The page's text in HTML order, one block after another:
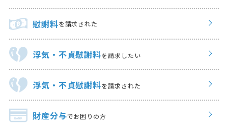
慰謝料を請求された
浮気・不貞慰謝料を請求したい
浮気・不貞慰謝料を請求された
財産分与でお困りの方